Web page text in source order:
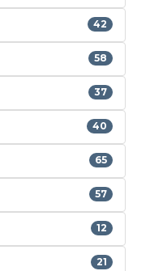
42
58
37
40
65
57
12
21